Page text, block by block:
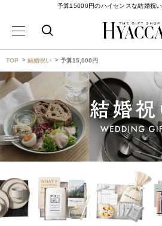
予算15000円のハイセンスな結婚祝
TOP 結婚祝い 予算15,000円